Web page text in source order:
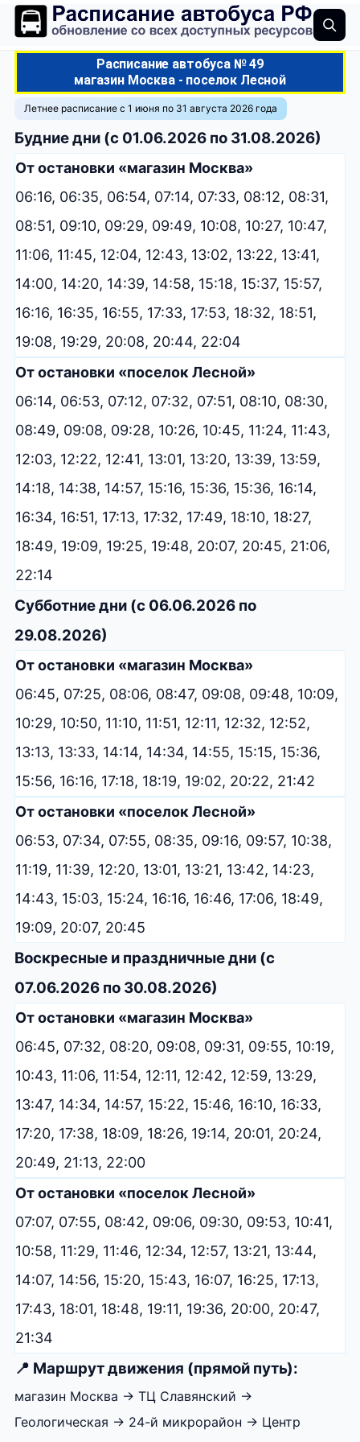
Расписание автобуса № 49
магазин Москва - поселок Лесной
Летнее расписание с 1 июня по 31 августа 2026 года
Будние дни (с 01.06.2026 по 31.08.2026)
От остановки «магазин Москва»
06:16, 06:35, 06:54, 07:14, 07:33, 08:12, 08:31,
08:51, 09:10, 09:29, 09:49, 10:08, 10:27, 10:47,
11:06, 11:45, 12:04, 12:43, 13:02, 13:22, 13:41,
14:00, 14:20, 14:39, 14:58, 15:18, 15:37, 15:57,
16:16, 16:35, 16:55, 17:33, 17:53, 18:32, 18:51,
19:08, 19:29, 20:08, 20:44, 22:04
От остановки «поселок Лесной»
06:14, 06:53, 07:12, 07:32, 07:51, 08:10, 08:30,
08:49, 09:08, 09:28, 10:26, 10:45, 11:24, 11:43,
12:03, 12:22, 12:41, 13:01, 13:20, 13:39, 13:59,
14:18, 14:38, 14:57, 15:16, 15:36, 15:36, 16:14,
16:34, 16:51, 17:13, 17:32, 17:49, 18:10, 18:27,
18:49, 19:09, 19:25, 19:48, 20:07, 20:45, 21:06,
22:14
Субботние дни (с 06.06.2026 по
29.08.2026)
От остановки «магазин Москва»
06:45, 07:25, 08:06, 08:47, 09:08, 09:48, 10:09,
10:29, 10:50, 11:10, 11:51, 12:11, 12:32, 12:52,
13:13, 13:33, 14:14, 14:34, 14:55, 15:15, 15:36,
15:56, 16:16, 17:18, 18:19, 19:02, 20:22, 21:42
От остановки «поселок Лесной»
06:53, 07:34, 07:55, 08:35, 09:16, 09:57, 10:38,
11:19, 11:39, 12:20, 13:01, 13:21, 13:42, 14:23,
14:43, 15:03, 15:24, 16:16, 16:46, 17:06, 18:49,
19:09, 20:07, 20:45
Воскресные и праздничные дни (с
07.06.2026 по 30.08.2026)
От остановки «магазин Москва»
06:45, 07:32, 08:20, 09:08, 09:31, 09:55, 10:19,
10:43, 11:06, 11:54, 12:11, 12:42, 12:59, 13:29,
13:47, 14:34, 14:57, 15:22, 15:46, 16:10, 16:33,
17:20, 17:38, 18:09, 18:26, 19:14, 20:01, 20:24,
20:49, 21:13, 22:00
От остановки «поселок Лесной»
07:07, 07:55, 08:42, 09:06, 09:30, 09:53, 10:41,
10:58, 11:29, 11:46, 12:34, 12:57, 13:21, 13:44,
14:07, 14:56, 15:20, 15:43, 16:07, 16:25, 17:13,
17:43, 18:01, 18:48, 19:11, 19:36, 20:00, 20:47,
21:34
📍 Маршрут движения (прямой путь):
магазин Москва → ТЦ Славянский →
Геологическая → 24-й микрорайон → Центр